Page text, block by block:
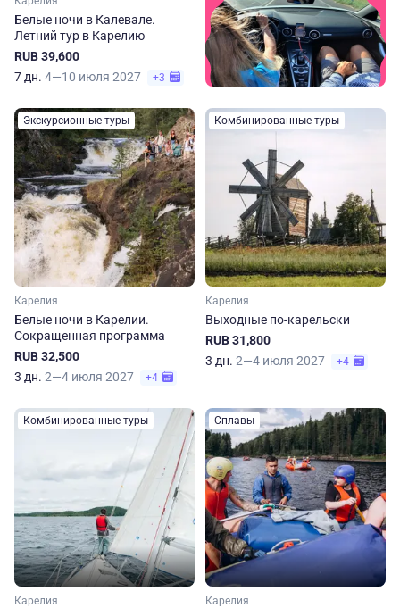
Белые ночи в Калевале.
Летний тур в Карелию
RUB 39,600
7 дн. 4—10 июля 2027 +3
Экскурсионные туры
Карелия
Белые ночи в Карелии.
Сокращенная программа
RUB 32,500
3 дн. 2—4 июля 2027 +4
Комбинированные туры
Карелия
Выходные по-карельски
RUB 31,800
3 дн. 2—4 июля 2027 +4
Комбинированные туры
Карелия
Сплавы
Карелия